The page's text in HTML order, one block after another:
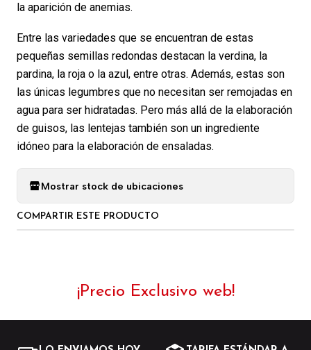
la aparición de anemias.
Entre las variedades que se encuentran de estas
pequeñas semillas redondas destacan la verdina, la
pardina, la roja o la azul, entre otras. Además, estas son
las únicas legumbres que no necesitan ser remojadas en
agua para ser hidratadas. Pero más allá de la elaboración
de guisos, las lentejas también son un ingrediente
idóneo para la elaboración de ensaladas.
Mostrar stock de ubicaciones
COMPARTIR ESTE PRODUCTO
¡Precio Exclusivo web!